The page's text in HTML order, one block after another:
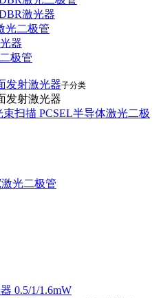
激光器
光二极管
器
极管
发射激光器子分类
发射激光器
扫描 PCSEL半导体激光二极
激光二极管
0.5/1/1.6mW